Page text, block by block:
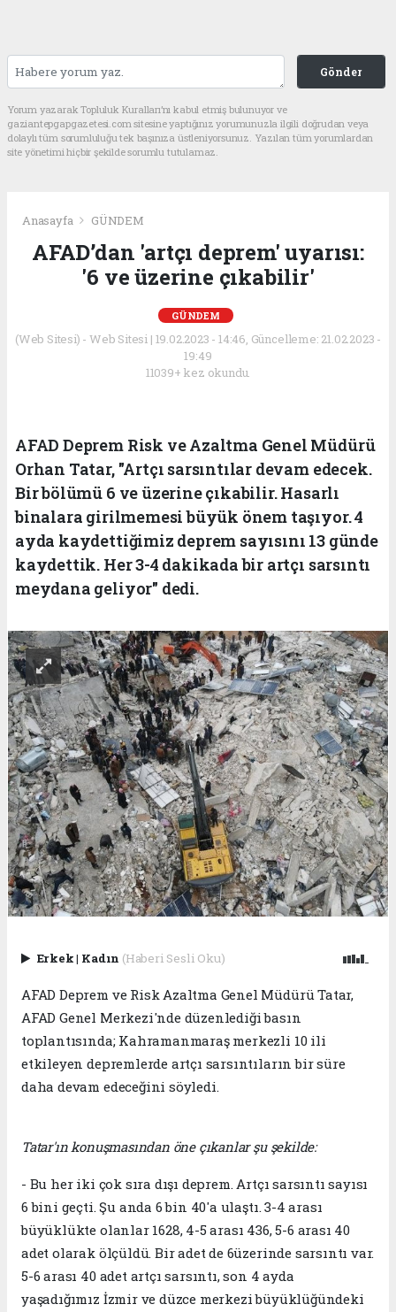
Gönder
Yorum yazarak Topluluk Kuralları’nı kabul etmiş bulunuyor ve
gaziantepgapgazetesi.com sitesine yaptığınız yorumunuzla ilgili doğrudan veya
dolaylı tüm sorumluluğu tek başınıza üstleniyorsunuz. Yazılan tüm yorumlardan
site yönetimi hiçbir şekilde sorumlu tutulamaz.
Anasayfa GÜNDEM
AFAD’dan 'artçı deprem' uyarısı:
'6 ve üzerine çıkabilir'
GÜNDEM
(Web Sitesi) - Web Sitesi | 19.02.2023 - 14:46, Güncelleme: 21.02.2023 -
19:49
11039+ kez okundu.
AFAD Deprem Risk ve Azaltma Genel Müdürü
Orhan Tatar, "Artçı sarsıntılar devam edecek.
Bir bölümü 6 ve üzerine çıkabilir. Hasarlı
binalara girilmemesi büyük önem taşıyor. 4
ayda kaydettiğimiz deprem sayısını 13 günde
kaydettik. Her 3-4 dakikada bir artçı sarsıntı
meydana geliyor" dedi.
Erkek| Kadın (Haberi Sesli Oku)
AFAD Deprem ve Risk Azaltma Genel Müdürü Tatar,
AFAD Genel Merkezi'nde düzenlediği basın
toplantısında; Kahramanmaraş merkezli 10 ili
etkileyen depremlerde artçı sarsıntıların bir süre
daha devam edeceğini söyledi.
Tatar'ın konuşmasından öne çıkanlar şu şekilde:
- Bu her iki çok sıra dışı deprem. Artçı sarsıntı sayısı
6 bini geçti. Şu anda 6 bin 40'a ulaştı. 3-4 arası
büyüklükte olanlar 1628, 4-5 arası 436, 5-6 arası 40
adet olarak ölçüldü. Bir adet de 6üzerinde sarsıntı var.
5-6 arası 40 adet artçı sarsıntı, son 4 ayda
yaşadığımız İzmir ve düzce merkezi büyüklüğündeki